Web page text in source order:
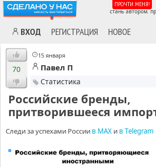
ВХОД РЕГИСТРАЦИЯ НОВОЕ
ПРОЧТИ МЕНЯ!
стань автором.
15 января
70 Павел П
Статистика
Российские бренды,
притворившееся
Следизауспехами России в MAX и в Telegram